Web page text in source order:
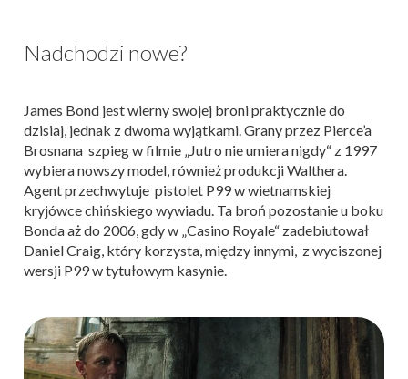
Nadchodzi nowe?
James Bond jest wierny swojej broni praktycznie do
dzisiaj, jednak z dwoma wyjątkami. Grany przez Pierce’a
Brosnana szpieg w filmie „Jutro nie umiera nigdy“ z 1997
wybiera nowszy model, również produkcji Walthera.
Agent przechwytuje pistolet P99 w wietnamskiej
kryjówce chińskiego wywiadu. Ta broń pozostanie u boku
Bonda aż do 2006, gdy w „Casino Royale“ zadebiutował
Daniel Craig, który korzysta, między innymi, z wyciszonej
wersji P99 w tytułowym kasynie.